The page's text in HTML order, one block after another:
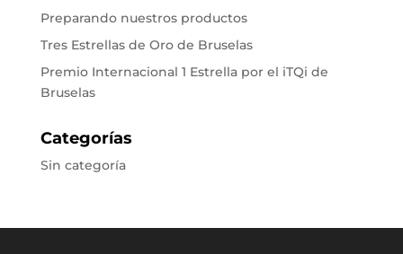
Preparando nuestros productos
Tres Estrellas de Oro de Bruselas
Premio Internacional 1 Estrella por el iTQi de
Bruselas
Categorías
Sin categoría